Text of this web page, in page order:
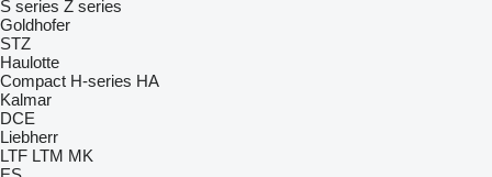
S series Z series
Goldhofer
STZ
Haulotte
Compact H-series HA
Kalmar
DCE
Liebherr
LTF LTM MK